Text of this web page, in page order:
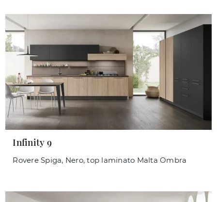
Infinity 9
Rovere Spiga, Nero, top laminato Malta Ombra